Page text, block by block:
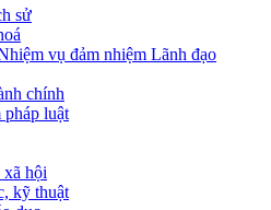
sử
vụ đảm nhiệm Lãnh đạo
chính
pháp luật
xã hội
kỹ thuật